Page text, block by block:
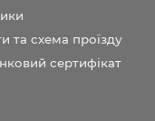
та схема проїзду
сертифікат